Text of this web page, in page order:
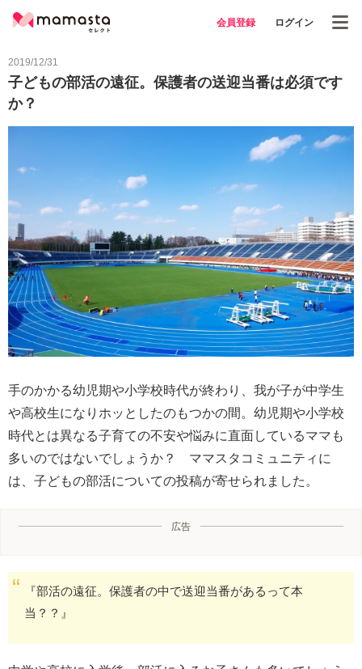
会員登録 ログイン
2019/12/31
子どもの部活の遠征。保護者の送迎当番は必須です
か？
手のかかる幼児期や小学校時代が終わり、我が子が中学生
や高校生になりホッとしたのもつかの間。幼児期や小学校
時代とは異なる子育ての不安や悩みに直面しているママも
多いのではないでしょうか？ ママスタコミュニティに
は、子どもの部活についての投稿が寄せられました。
広告
『部活の遠征。保護者の中で送迎当番があるって本
当？？』